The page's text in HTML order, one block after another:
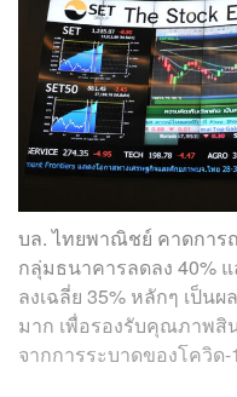
บล. ไทยพาณิชย์ คาดการ
กลุ่มธนาคารลดลง 40%
ลงเฉลี่ย 35% หลักๆ เป็น
มาก เพื่อรองรับคุณภาพสิ
จากการระบาดของโควิด-